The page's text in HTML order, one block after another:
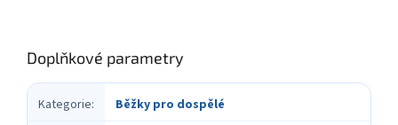
Doplňkové parametry
Kategorie:
Běžky pro dospělé